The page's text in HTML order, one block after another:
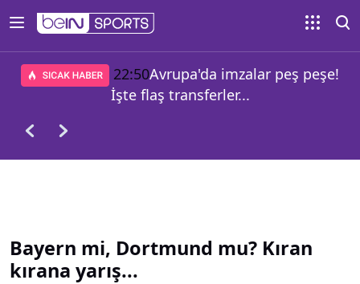
22:50Avrupa'da imzalar peş peşe!
İşte flaş transferler...
Bayern mi, Dortmund mu? Kıran
kırana yarış...